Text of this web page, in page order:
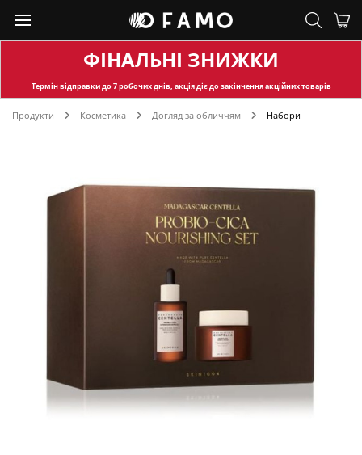
ФІНАЛЬНІ ЗНИЖКИ
Термін відправкидо 7 робочих днів, акція діє до закінчення акційних товарів
Продукти Косметика Догляд за обличчям Набори